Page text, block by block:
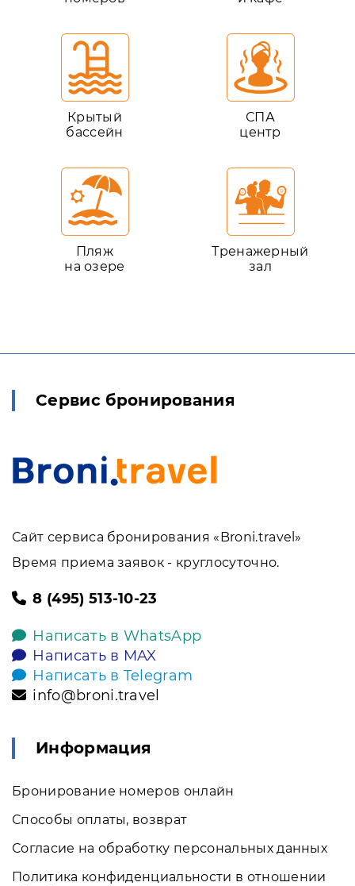
Крытый
бассейн
СПА
центр
Пляж
на озере
Тренажерный
зал
Сервис бронирования
Сайт сервиса бронирования «Broni.travel»
Время приема заявок - круглосуточно.
8 (495) 513-10-23
Написать в WhatsApp
Написать в MAX
Написать в Telegram
info@broni.travel
Информация
Бронирование номеров онлайн
Способы оплаты, возврат
Согласие на обработку персональных данных
Политика конфиденциальности в отношении